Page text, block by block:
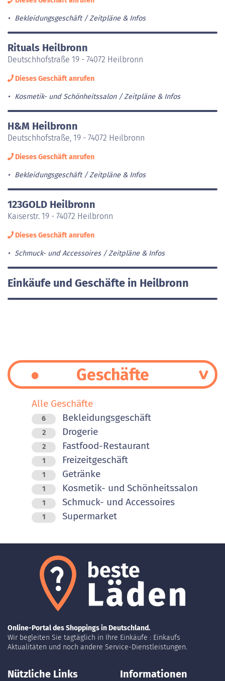
Bekleidungsgeschäft Zeitpläne & Infos
Rituals Heilbronn
Deutschhofstraße 19 - 74072 Heilbronn
Dieses Geschäft anrufen
Kosmetik- und Schönheitssalon Zeitpläne & Infos
H&M Heilbronn
Deutschhofstraße, 19 - 74072 Heilbronn
Dieses Geschäft anrufen
Bekleidungsgeschäft Zeitpläne & Infos
123GOLD Heilbronn
Kaiserstr. 19 - 74072 Heilbronn
Dieses Geschäft anrufen
Schmuck- und Accessoires Zeitpläne & Infos
Einkäufe und Geschäfte in Heilbronn
Geschäfte
Alle Geschäfte
6 Bekleidungsgeschäft
2 Drogerie
2 Fastfood-Restaurant
1 Freizeitgeschäft
1 Getränke
1 Kosmetik- und Schönheitssalon
1 Schmuck- und Accessoires
1 Supermarket
Online-Portal des Shoppings in Deutschland.
Wir begleiten Sie tagtäglich in Ihre Einkäufe : Einkaufs
Aktualitäten und noch andere Service-Dienstleistungen.
Nützliche Links Informationen